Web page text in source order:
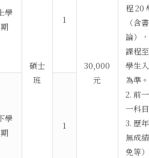
上學
期
碩士
班
1
30,000
元
程 20
（含
論）
課程
學生
為準。
2. 前
一科
3. 歷
無成
免等
學
期
1